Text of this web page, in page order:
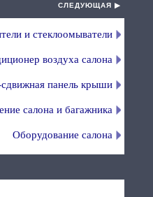
СЛЕДУЮЩАЯ ▶
и стеклоомыватели
воздуха салона
панель крыши
салона и багажника
Оборудование салона